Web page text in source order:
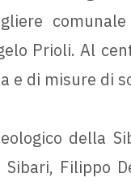
Prioli. Al
e di misure di
della
Filippo